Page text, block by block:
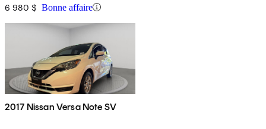
6 980 $ Bonne affaire
2017 Nissan Versa Note SV